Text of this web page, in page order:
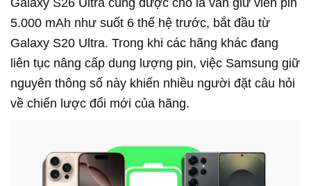
5.000 mAh như suốt 6 thế hệ trước, bắt đầu từ
Galaxy S20 Ultra. Trong khi các hãng khác đang
liên tục nâng cấp dung lượng pin, việc Samsung giữ
nguyên thông số này khiến nhiều người đặt câu hỏi
về chiến lược đổi mới của hãng.